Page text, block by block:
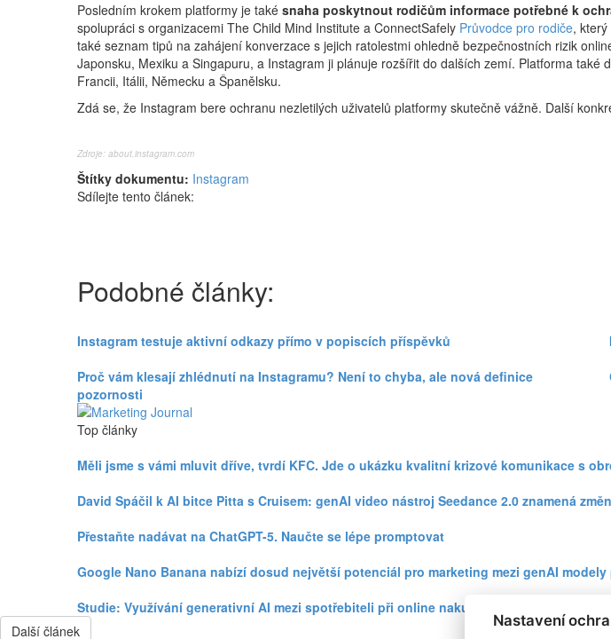
Posledním krokem platformy je také snaha poskytnout rodičům informace potřebné k
spolupráci s organizacemi The Child Mind Institute a ConnectSafely Průvodce pro rodiče,
také seznam tipů na zahájení konverzace s jejich ratolestmi ohledně bezpečnostních rizik
Japonsku, Mexiku a Singapuru, a Instagram ji plánuje rozšířit do dalších zemí. Platforma také
Francii, Itálii, Německu a Španělsku.
Zdá se, že Instagram bere ochranu nezletilých uživatelů platformy skutečně vážně. Další
Zdroje: about.instagram.com
Štítky dokumentu: Instagram
Sdílejte tento článek:
Podobné články:
Instagram testuje aktivní odkazy přímo v popiscích příspěvků
Proč vám klesají zhlédnutí na Instagramu? Není to chyba, ale nová definice
pozornosti
Top články
Měli jsme s vámi mluvit dříve, tvrdí KFC. Jde o ukázku kvalitní krizové komunikace s
David Spáčil k AI bitce Pitta s Cruisem: genAI video nástroj Seedance 2.0 znamená
Přestaňte nadávat na ChatGPT-5. Naučte se lépe promptovat
Google Nano Banana nabízí dosud největší potenciál pro marketing mezi genAI
Studie: Využívání generativní AI mezi spotřebiteli při online nakupování prudce roste
Další článek
Nastavení